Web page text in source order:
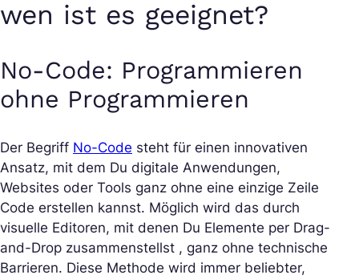
wen ist es geeignet?
No-Code: Programmieren
ohne Programmieren
Der Begriff No-Code steht für einen innovativen
Ansatz, mit dem Du digitale Anwendungen,
Websites oder Tools ganz ohne eine einzige Zeile
Code erstellen kannst. Möglich wird das durch
visuelle Editoren, mit denen Du Elemente per Drag-
and-Drop zusammenstellst , ganz ohne technische
Barrieren. Diese Methode wird immer beliebter,